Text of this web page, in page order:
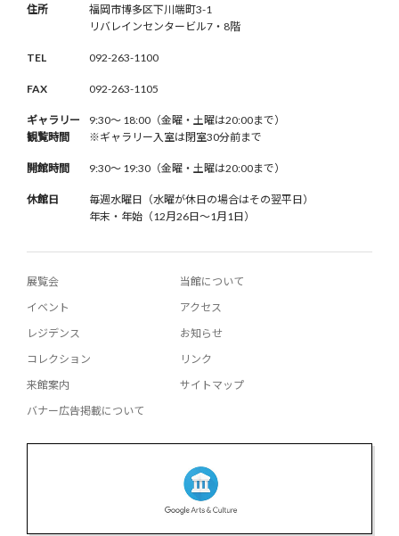
住所
福岡市博多区下川端町3-1
リバレインセンタービル7・8階
TEL 092-263-1100
FAX 092-263-1105
ギャラリー
観覧時間
9:30〜 18:00（金曜・土曜は20:00まで）
※ギャラリー入室は閉室30分前まで
開館時間 9:30〜 19:30（金曜・土曜は20:00まで）
休館日
毎週水曜日（水曜が休日の場合はその翌平日）
年末・年始（12月26日〜1月1日）
展覧会
イベント
レジデンス
コレクション
来館案内
バナー広告掲載について
当館について
アクセス
お知らせ
リンク
サイトマップ